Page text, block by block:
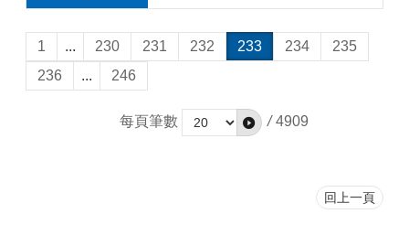
1 ... 230 231 232 233 234
235
236
... 246
每頁筆數 / 4909
回上一頁